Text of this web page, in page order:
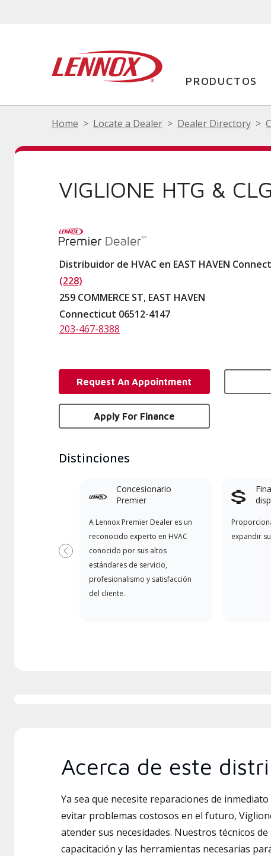
PRODUCTOS
Home Locate a Dealer Dealer Directory
VIGLIONE HTG & CLG
Distribuidor de HVAC en EAST HAVEN
(228)
259 COMMERCE ST, EAST HAVEN
Connecticut 06512-4147
203-467-8388
Request An Appointment
Apply For Finance
Distinciones
Concesionario
Premier
A Lennox Premier Dealer es un
reconocido experto en HVAC
conocido por sus altos
estándares de servicio,
profesionalismo y satisfacción
del cliente.
expandir
Previous
Acerca de este
Ya sea que necesite reparaciones de
evitar problemas costosos en el futuro,
atender sus necesidades. Nuestros técnicos
capacitación y las herramientas necesarias